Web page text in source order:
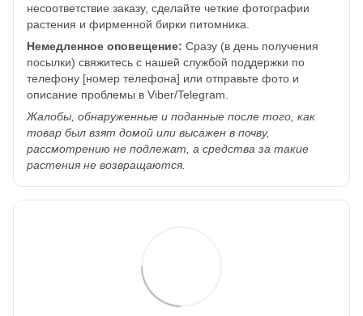
несоответствие заказу, сделайте четкие фотографии
растения и фирменной бирки питомника.
Немедленное оповещение: Сразу (в день получения
посылки) свяжитесь с нашей службой поддержки по
телефону [номер телефона] или отправьте фото и
описание проблемы в Viber/Telegram.
Жалобы, обнаруженные и поданные после того, как
товар был взят домой или высажен в почву,
рассмотрению не подлежат, а средства за такие
растения не возвращаются.